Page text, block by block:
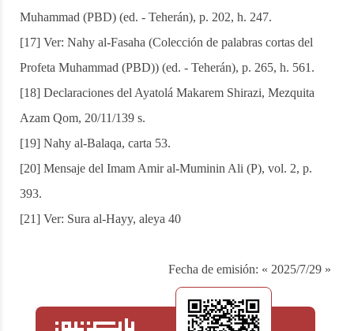
Muhammad (PBD) (ed. - Teherán), p. 202, h. 247.
[17] Ver: Nahy al-Fasaha (Colección de palabras cortas del
Profeta Muhammad (PBD)) (ed. - Teherán), p. 265, h. 561.
[18] Declaraciones del Ayatolá Makarem Shirazi, Mezquita
Azam Qom, 20/11/139 s.
[19] Nahy al-Balaqa, carta 53.
[20] Mensaje del Imam Amir al-Muminin Ali (P), vol. 2, p.
393.
[21] Ver: Sura al-Hayy, aleya 40
Fecha de emisión: « 2025/7/29 »